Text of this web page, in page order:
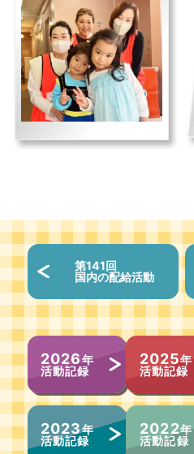
第141回
国内の配給活動
2026年
活動記録
2025年
活動記録
2023年
活動記録
2022年
活動記録